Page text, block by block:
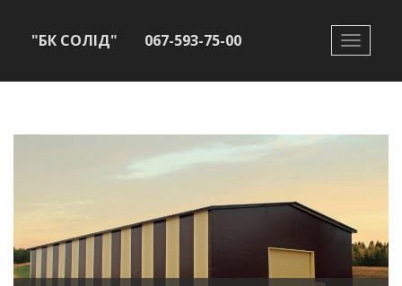
Toggle
"БК СОЛІД" 067-593-75-00